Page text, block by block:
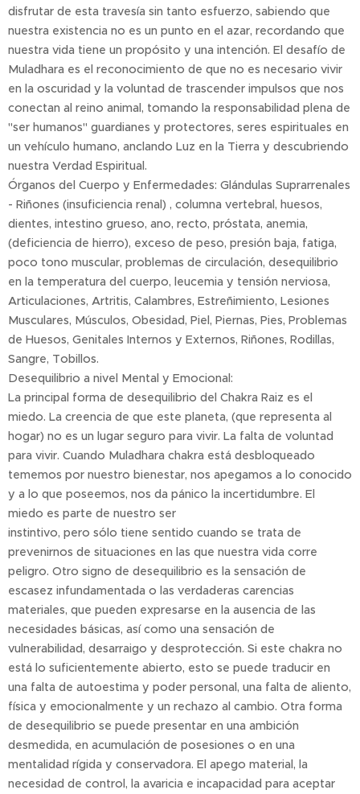
disfrutar de esta travesía sin tanto esfuerzo, sabiendo que
nuestra existencia no es un punto en el azar, recordando que
nuestra vida tiene un propósito y una intención. El desafío de
Muladhara es el reconocimiento de que no es necesario vivir
en la oscuridad y la voluntad de trascender impulsos que nos
conectan al reino animal, tomando la responsabilidad plena de
"ser humanos" guardianes y protectores, seres espirituales en
un vehículo humano, anclando Luz en la Tierra y descubriendo
nuestra Verdad Espiritual.
Órganos del Cuerpo y Enfermedades: Glándulas Suprarrenales
- Riñones (insuficiencia renal) , columna vertebral, huesos,
dientes, intestino grueso, ano, recto, próstata, anemia,
(deficiencia de hierro), exceso de peso, presión baja, fatiga,
poco tono muscular, problemas de circulación, desequilibrio
en la temperatura del cuerpo, leucemia y tensión nerviosa,
Articulaciones, Artritis, Calambres, Estreñimiento, Lesiones
Musculares, Músculos, Obesidad, Piel, Piernas, Pies, Problemas
de Huesos, Genitales Internos y Externos, Riñones, Rodillas,
Sangre, Tobillos.
Desequilibrio a nivel Mental y Emocional:
La principal forma de desequilibrio del Chakra Raiz es el
miedo. La creencia de que este planeta, (que representa al
hogar) no es un lugar seguro para vivir. La falta de voluntad
para vivir. Cuando Muladhara chakra está desbloqueado
tememos por nuestro bienestar, nos apegamos a lo conocido
y a lo que poseemos, nos da pánico la incertidumbre. El
miedo es parte de nuestro ser
instintivo, pero sólo tiene sentido cuando se trata de
prevenirnos de situaciones en las que nuestra vida corre
peligro. Otro signo de desequilibrio es la sensación de
escasez infundamentada o las verdaderas carencias
materiales, que pueden expresarse en la ausencia de las
necesidades básicas, así como una sensación de
vulnerabilidad, desarraigo y desprotección. Si este chakra no
está lo suficientemente abierto, esto se puede traducir en
una falta de autoestima y poder personal, una falta de aliento,
física y emocionalmente y un rechazo al cambio. Otra forma
de desequilibrio se puede presentar en una ambición
desmedida, en acumulación de posesiones o en una
mentalidad rígida y conservadora. El apego material, la
necesidad de control, la avaricia e incapacidad para aceptar